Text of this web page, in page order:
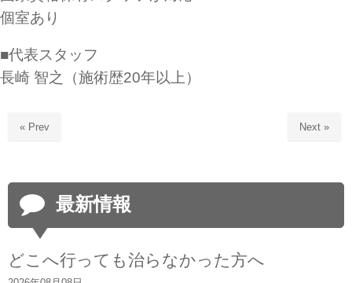
個室あり
■代表スタッフ
長崎 智之（施術歴20年以上）
« Prev Next »
最新情報
どこへ行っても治らなかった方へ